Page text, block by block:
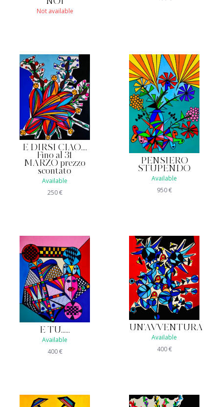
Not available
E DIRSI CIAO....
Fino al 31
MARZO prezzo
scontato
Available
250€
PENSIERO
STUPENDO
Available
950€
E TU......
Available
400€
UN'AVVENTURA
Available
400€